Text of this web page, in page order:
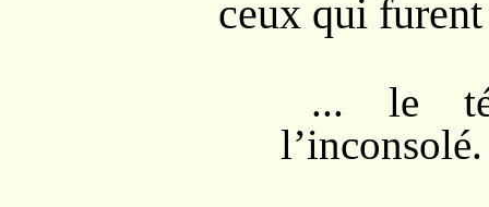
ceux qui
... le
l’inconsolé.